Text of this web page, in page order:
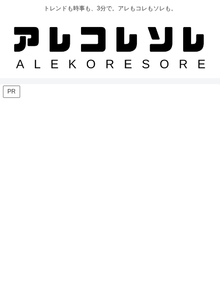
トレンドも時事も、3分で。アレもコレもソレも。
PR